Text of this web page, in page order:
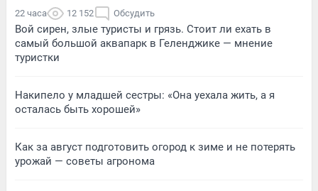
22 часа 12 152 Обсудить
Вой сирен, злые туристы и грязь. Стоит ли ехать в
самый большой аквапарк в Геленджике — мнение
туристки
Накипело у младшей сестры: «Она уехала жить, а я
осталась быть хорошей»
Как за август подготовить огород к зиме и не потерять
урожай — советы агронома